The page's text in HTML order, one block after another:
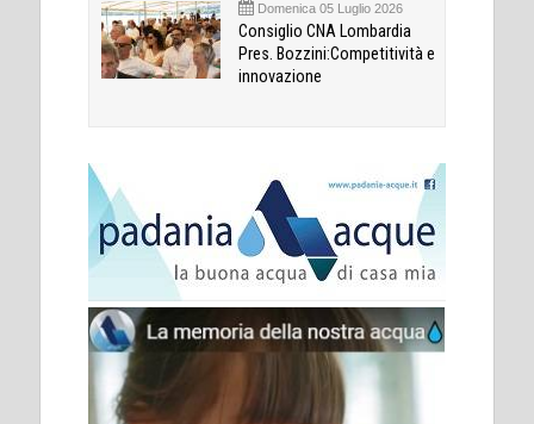
Domenica 05 Luglio 2026
Consiglio CNA Lombardia
Pres. Bozzini:Competitività e
innovazione